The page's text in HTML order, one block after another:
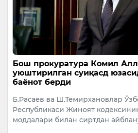
Бош прокуратура Комил
уюштирилган суиқасд
баёнот берди
Б.Расаев ва Ш.Темирхановлар
Республикаси Жиноят
моддалари билан сиртдан